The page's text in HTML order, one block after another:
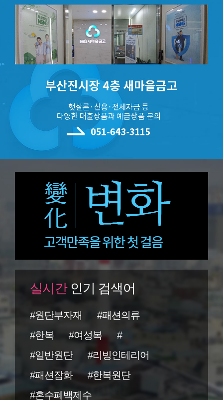
실시간인기 검색어
#원단부자재
#패션의류
#한복
#여성복
#
#일반원단
#리빙인테리어
#패션잡화
#한복원단
#혼수폐백제수